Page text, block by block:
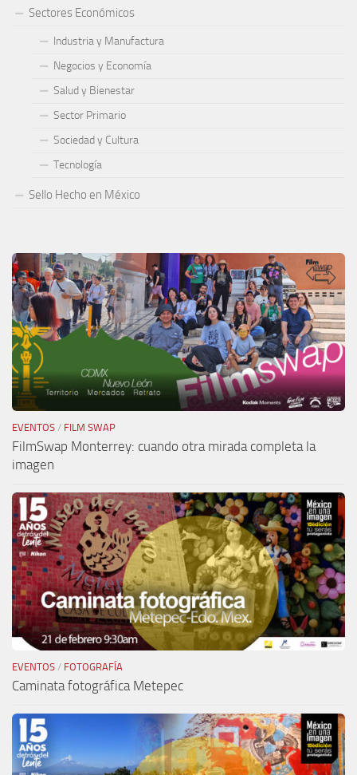
Sectores Económicos
Industria y Manufactura
Negocios y Economía
Salud y Bienestar
Sector Primario
Sociedad y Cultura
Tecnología
Sello Hecho en México
EVENTOS / FILM SWAP
FilmSwap Monterrey: cuando otra mirada completa la
imagen
EVENTOS / FOTOGRAFÍA
Caminata fotográfica Metepec